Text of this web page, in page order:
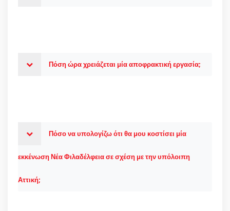
Πόση ώρα χρειάζεται μία αποφρακτική εργασία;
Πόσο να υπολογίζω ότι θα μου κοστίσει μία
εκκένωση Νέα Φιλαδέλφεια σε σχέση με την υπόλοιπη
Αττική;